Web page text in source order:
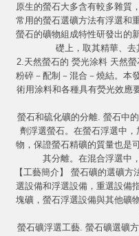
原生的螢石大多含有較多雜質
常用的螢石選礦方法有浮選和
螢石的礦物組成特性研發出的
礎上，取其精華、去
2.天然螢石的 熒光涂料 天然
粉碎－配制－混合－燒結。本
術用涂料和各種具有熒光效應
螢石和硫化礦的分離. 螢石中
劑浮選螢石。在螢石浮選中
物，保證螢石精礦的質量也是
其分離。在混合浮選中
【工藝簡介】 螢石礦的選礦
選設備和浮選設備，重選設備
塊礦，螢石浮選設備與其他礦
螢石礦浮選工藝. 螢石礦選礦